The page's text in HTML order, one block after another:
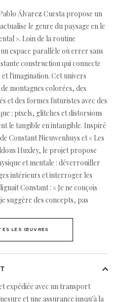
Álvarez Cuesta propose un
le genre du paysage en le
». Loin de la routine
espace parallèle où errer sans
construction qui connecte
l'imagination. Cet univers
montagnes colorées, des
et des formes futuristes avec des
: pixels, glitches et distorsions
le tangible en intangible. Inspiré
Constant Nieuwenhuys et « Les
Huxley, le projet propose
et mentale : déverrouiller
intérieurs et interroger les
Constant : « Je ne conçois
suggère des concepts, pas
LES ŒUVRES
expédiée avec un transport
et une assurance jusqu'à la